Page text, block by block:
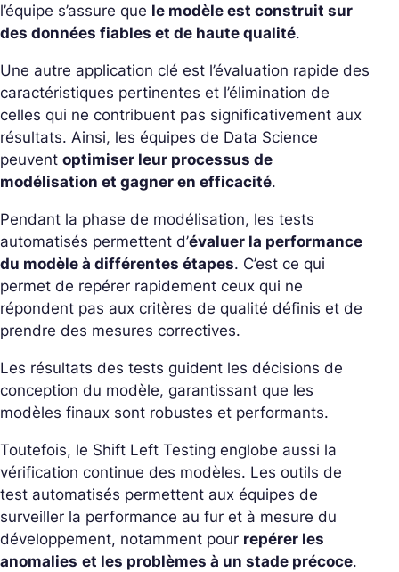
l’équipe s’assure que le modèle est construit sur
des données fiables et de haute qualité.
Une autre application clé est l’évaluation rapide des
caractéristiques pertinentes et l’élimination de
celles qui ne contribuent pas significativement aux
résultats. Ainsi, les équipes de Data Science
peuvent optimiser leur processus de
modélisation et gagner en efficacité.
Pendant la phase de modélisation, les tests
automatisés permettent d’évaluer la performance
du modèle à différentes étapes. C’est ce qui
permet de repérer rapidement ceux qui ne
répondent pas aux critères de qualité définis et de
prendre des mesures correctives.
Les résultats des tests guident les décisions de
conception du modèle, garantissant que les
modèles finaux sont robustes et performants.
Toutefois, le Shift Left Testing englobe aussi la
vérification continue des modèles. Les outils de
test automatisés permettent aux équipes de
surveiller la performance au fur et à mesure du
développement, notamment pour repérer les
anomalies et les problèmes à un stade précoce.